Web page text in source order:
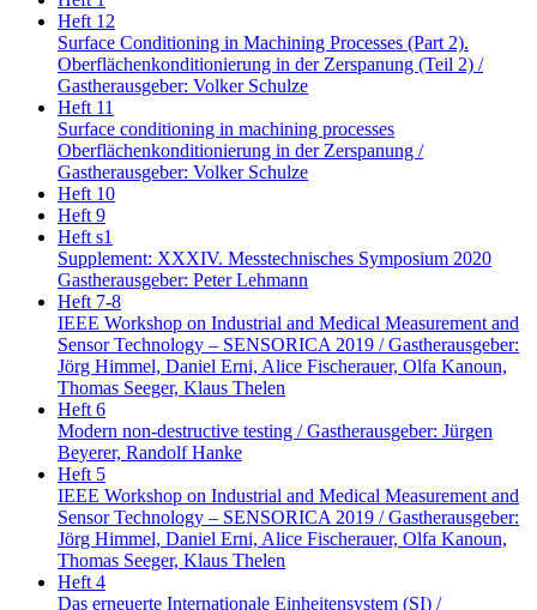
Heft 12
Surface Conditioning in Machining Processes (Part 2).
Oberflächenkonditionierung in der Zerspanung (Teil 2) /
Gastherausgeber: Volker Schulze
Heft 11
Surface conditioning in machining processes
Oberflächenkonditionierung in der Zerspanung /
Gastherausgeber: Volker Schulze
Heft 10
Heft 9
Heft s1
Supplement: XXXIV. Messtechnisches Symposium 2020
Gastherausgeber: Peter Lehmann
Heft 7-8
IEEE Workshop on Industrial and Medical Measurement and
Sensor Technology – SENSORICA 2019 / Gastherausgeber:
Jörg Himmel, Daniel Erni, Alice Fischerauer, Olfa Kanoun,
Thomas Seeger, Klaus Thelen
Heft 6
Modern non-destructive testing / Gastherausgeber: Jürgen
Beyerer, Randolf Hanke
Heft 5
IEEE Workshop on Industrial and Medical Measurement and
Sensor Technology – SENSORICA 2019 / Gastherausgeber:
Jörg Himmel, Daniel Erni, Alice Fischerauer, Olfa Kanoun,
Thomas Seeger, Klaus Thelen
Heft 4
Das erneuerte Internationale Einheitensystem (SI) /